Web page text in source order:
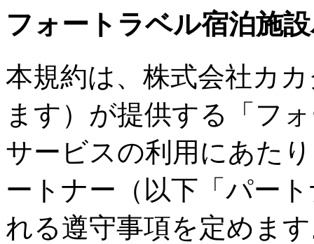
フォートラベル宿泊施
本規約は、株式会社カ
ます）が提供する「フ
サービスの利用にあた
ートナー（以下「パー
れる遵守事項を定めま